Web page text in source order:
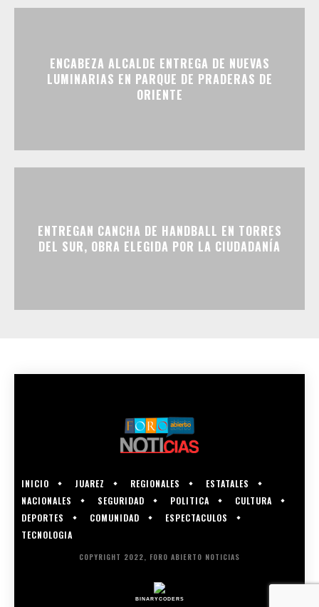
ENCABEZA ALCALDE ENTREGA DE NUEVAS
LUMINARIAS EN PARQUE DE PRADERAS DE
ORIENTE
ENTREGAN CANCHA DE HANDBALL EN TORRES
DEL SUR, OBRA ELEGIDA POR LA CIUDADANÍA
INICIO JUAREZ REGIONALES
ESTATALES
NACIONALES
SEGURIDAD POLITICA
CULTURA
DEPORTES
COMUNIDAD
ESPECTACULOS
TECNOLOGIA
COPYRIGHT 2022, FORO ABIERTO NOTICIAS
BINARYCODERS